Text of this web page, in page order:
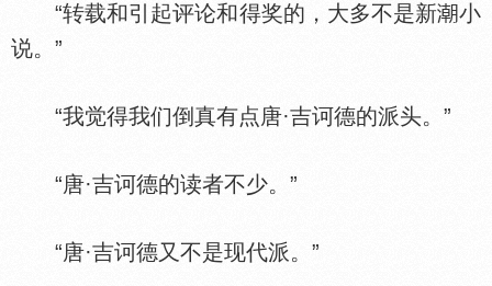
“转载和引起评论和得奖的，大多不是新
小
说。”
“我觉得我们倒真有点唐·吉诃德的派头。”
“唐·吉诃德的读者不少。”
“唐·吉诃德又不是现代派。”